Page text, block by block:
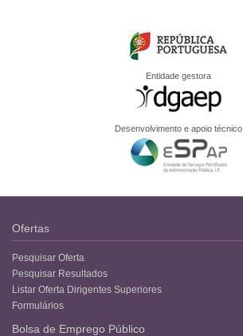
Entidade gestora
Desenvolvimento e apoio técnico
Ofertas
Pesquisar Oferta
Pesquisar Resultados
Listar Oferta Dirigentes Superiores
Formulários
Bolsa de Emprego Público